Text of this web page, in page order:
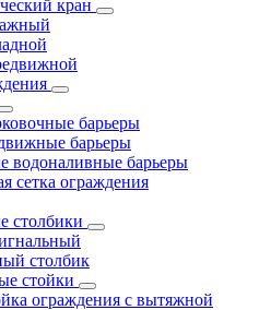
кран
барьеры
барьеры
водоналивные барьеры
сетка ограждения
столбики
столбик
стойки
ограждения с вытяжной